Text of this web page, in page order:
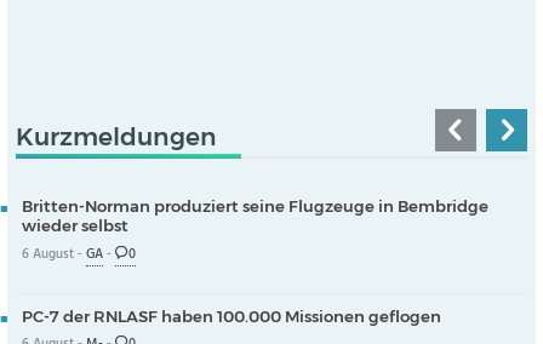
Kurzmeldungen
Britten-Norman produziert seine Flugzeuge in Bembridge
wieder selbst
6 August -GA- 0
PC-7 der RNLASF haben 100.000 Missionen geflogen